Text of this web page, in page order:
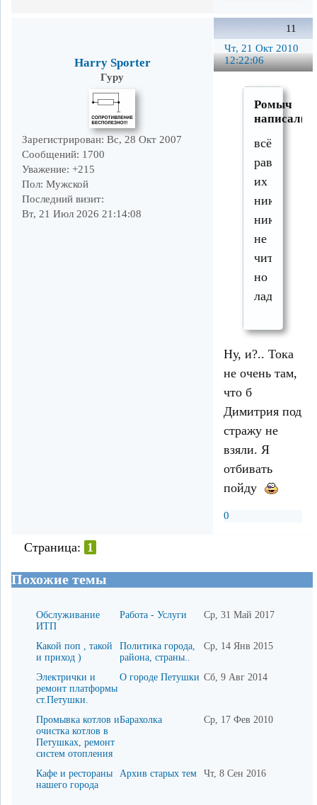
11
Чт, 21 Окт 2010
12:22:06
Harry Sporter
Гуру
Зарегистрирован: Вс, 28 Окт 2007
Сообщений: 1700
Уважение: +215
Пол: Мужской
Последний визит:
Вт, 21 Июл 2026 21:14:08
Ромыч
всё
равно
их
никто
никогда
не
читает,
но
Ну, и?.. Тока
не очень там,
что б
Димитрия под
стражу не
взяли. Я
отбивать
пойду
0
Страница: 1
Похожие темы
Обслуживание
ИТП
Работа - Услуги Ср, 31 Май 2017
Какой поп , такой
и приход )
Политика города,
района, страны..
Ср, 14 Янв 2015
Электрички и
ремонт платформы
ст.Петушки.
О городе Петушки Сб, 9 Авг 2014
Промывка котлов и
очистка котлов в
Петушках, ремонт
систем отопления
Барахолка Ср, 17 Фев 2010
Кафе и рестораны
нашего города
Архив старых тем Чт, 8 Сен 2016